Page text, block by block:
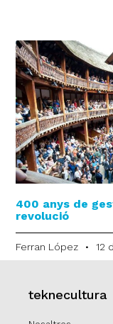
400 anys de
revolució
Ferran López 12
teknecultura